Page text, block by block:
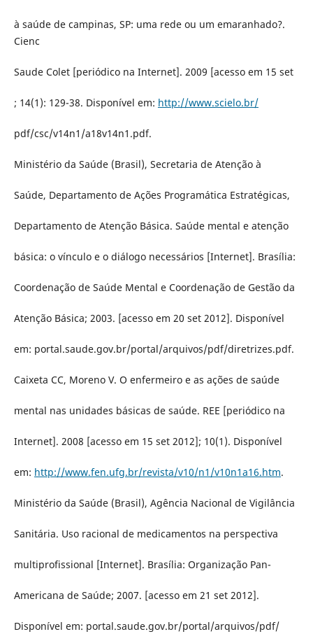
à saúde de campinas, SP: uma rede ou um emaranhado?.
Cienc
Saude Colet [periódico na Internet]. 2009 [acesso em 15 set
; 14(1): 129-38. Disponível em: http://www.scielo.br/
pdf/csc/v14n1/a18v14n1.pdf.
Ministério da Saúde (Brasil), Secretaria de Atenção à
Saúde, Departamento de Ações Programática Estratégicas,
Departamento de Atenção Básica. Saúde mental e atenção
básica: o vínculo e o diálogo necessários [Internet]. Brasília:
Coordenação de Saúde Mental e Coordenação de Gestão da
Atenção Básica; 2003. [acesso em 20 set 2012]. Disponível
em: portal.saude.gov.br/portal/arquivos/pdf/diretrizes.pdf.
Caixeta CC, Moreno V. O enfermeiro e as ações de saúde
mental nas unidades básicas de saúde. REE [periódico na
Internet]. 2008 [acesso em 15 set 2012]; 10(1). Disponível
em: http://www.fen.ufg.br/revista/v10/n1/v10n1a16.htm.
Ministério da Saúde (Brasil), Agência Nacional de Vigilância
Sanitária. Uso racional de medicamentos na perspectiva
multiprofissional [Internet]. Brasília: Organização Pan-
Americana de Saúde; 2007. [acesso em 21 set 2012].
Disponível em: portal.saude.gov.br/portal/arquivos/pdf/